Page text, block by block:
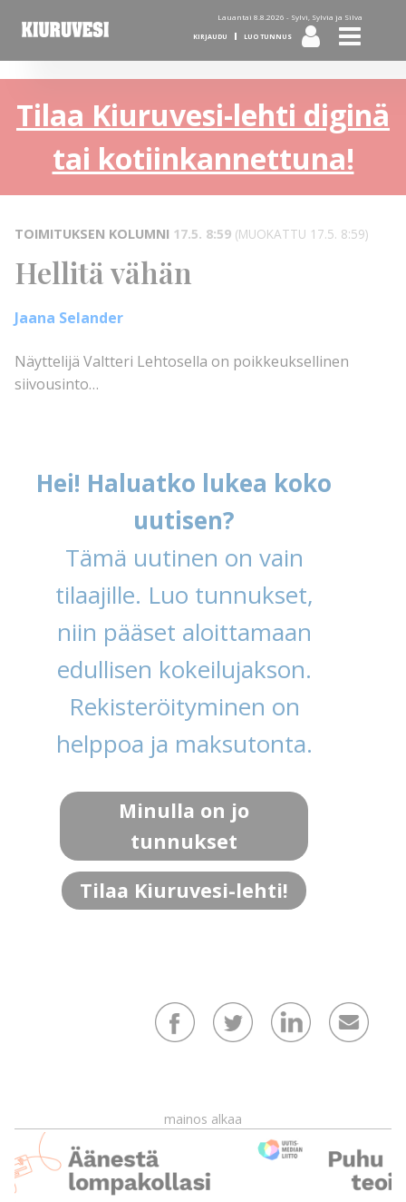
Lauantai 8.8.2026 - Sylvi, Sylvia ja Silva
KIRJAUDU LUO TUNNUS
Tilaa Kiuruvesi-lehti diginä
tai kotiinkannettuna!
TOIMITUKSEN KOLUMNI 17.5. 8:59 (MUOKATTU 17.5. 8:59)
Hellitä vähän
Jaana Selander
Näyttelijä Valtteri Lehtosella on poikkeuksellinen
siivousinto…
Hei! Haluatko lukea koko
uutisen?
Tämä uutinen on vain
tilaajille. Luo tunnukset,
niin pääset aloittamaan
edullisen kokeilujakson.
Rekisteröityminen on
helppoa ja maksutonta.
Minulla on jo
tunnukset
Tilaa Kiuruvesi-lehti!
mainos alkaa